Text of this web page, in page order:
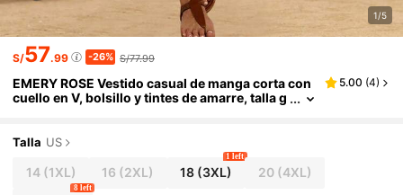
1/5
S/57.99 -26% S/77.99
EMERY ROSE Vestido casual de manga corta con
cuello en V, bolsillo y tintes de amarre, talla g
5.00 (4)
Talla US
14(1XL) 16 (2XL) 18(3XL)
1 left
20(4XL)
8 left